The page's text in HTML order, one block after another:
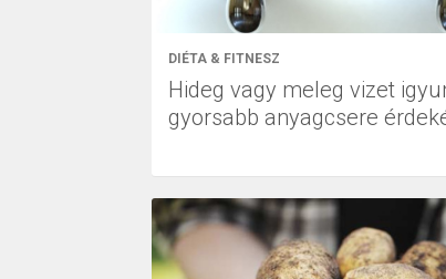
DIÉTA & FITNESZ
Hideg vagy meleg vizet
gyorsabb anyagcsere